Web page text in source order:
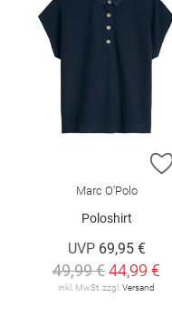
Marc O'Polo
Poloshirt
UVP 69,95 €
49,99 €44,99 €
inkl. MwSt. zzgl.Versand